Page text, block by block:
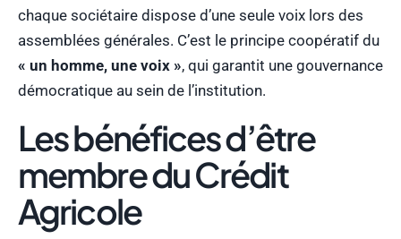
chaque sociétaire dispose d’une seule voix lors des
assemblées générales. C’est le principe coopératif du
« un homme, une voix », qui garantit une gouvernance
démocratique au sein de l’institution.
Les bénéfices d’être
membre du Crédit
Agricole